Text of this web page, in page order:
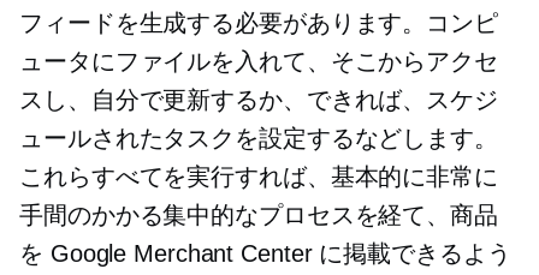
フィードを生成する必要があります。コンピ
ュータにファイルを入れて、そこからアクセ
スし、自分で更新するか、できれば、スケジ
ュールされたタスクを設定するなどします。
これらすべてを実行すれば、基本的に非常に
手間のかかる集中的なプロセスを経て、商品
を Google Merchant Center に掲載できるよう